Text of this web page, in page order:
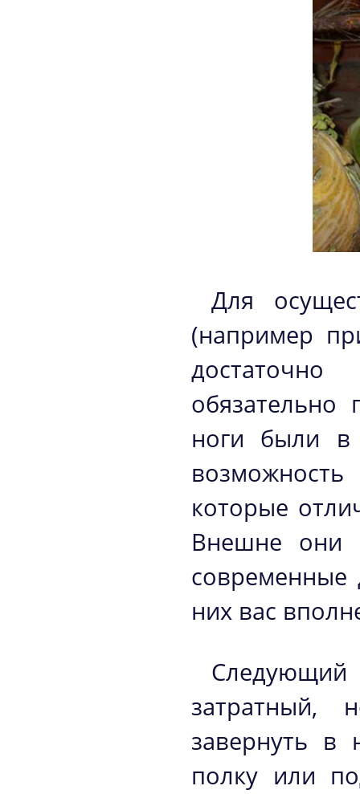
Для
(например
обязательно
ноги были
которые
Внешне они
них вас
затратный,
завернуть в
полку или